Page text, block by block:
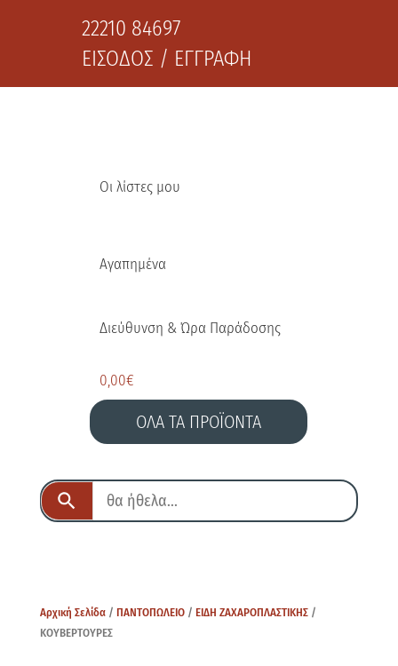
22210 84697
ΕΙΣΟΔΟΣ / ΕΓΓΡΑΦΗ
Οι λίστες μου
Αγαπημένα
Διεύθυνση & Ώρα Παράδοσης
0,00€
ΟΛΑ ΤΑ ΠΡΟΪΟΝΤΑ
Αρχική Σελίδα/ ΠΑΝΤΟΠΩΛΕΙΟ/ ΕΙΔΗ ΖΑΧΑΡΟΠΛΑΣΤΙΚΗΣ/
ΚΟΥΒΕΡΤΟΥΡΕΣ